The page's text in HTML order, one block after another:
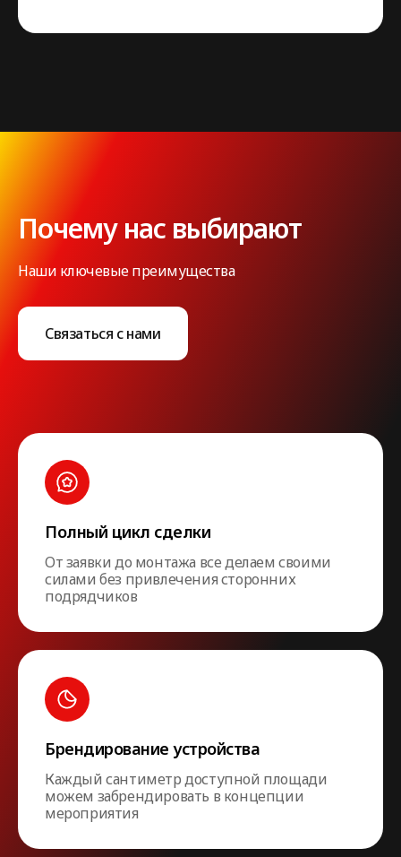
Почему нас выбирают
Наши ключевые преимущества
Связаться с нами
Полный цикл сделки
От заявки до монтажа все делаем своими
силами без привлечения сторонних
подрядчиков
Брендирование устройства
Каждый сантиметр доступной площади
можем забрендировать в концепции
мероприятия